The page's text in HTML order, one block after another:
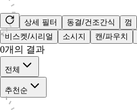
상세 필터 동결/건조간식 껌
비스켓/시리얼
소시지 캔/파우치
0개의 결과
전체
추천순